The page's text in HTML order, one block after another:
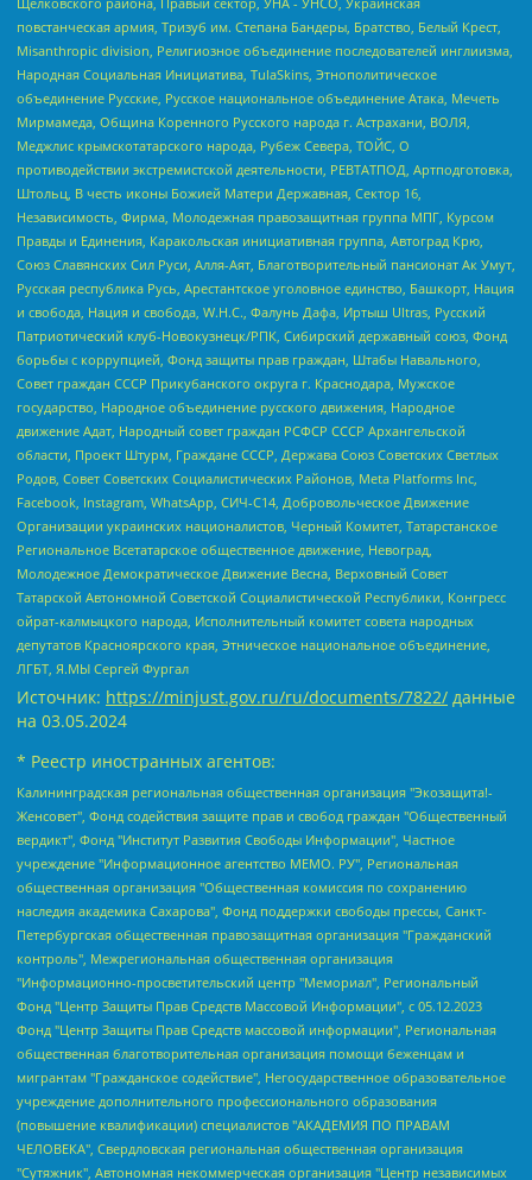
повстанческая армия, Тризуб им. Степана Бандеры, Братство, Белый Крест,
Misanthropic division, Религиозное объединение последователей инглиизма,
Народная Социальная Инициатива, TulaSkins, Этнополитическое
объединение Русские, Русское национальное объединение Атака, Мечеть
Мирмамеда, Община Коренного Русского народа г. Астрахани, ВОЛЯ,
Меджлис крымскотатарского народа, Рубеж Севера, ТОЙС, О
противодействии экстремистской деятельности, РЕВТАТПОД, Артподготовка,
Штольц, В честь иконы Божией Матери Державная, Сектор 16,
Независимость, Фирма, Молодежная правозащитная группа МПГ, Курсом
Правды и Единения, Каракольская инициативная группа, Автоград Крю,
Союз Славянских Сил Руси, Алля-Аят, Благотворительный пансионат Ак Умут,
Русская республика Русь, Арестантское уголовное единство, Башкорт, Нация
и свобода, Нация и свобода, W.H.С., Фалунь Дафа, Иртыш Ultras, Русский
Патриотический клуб-Новокузнецк/РПК, Сибирский державный союз, Фонд
борьбы с коррупцией, Фонд защиты прав граждан, Штабы Навального,
Совет граждан СССР Прикубанского округа г. Краснодара, Мужское
государство, Народное объединение русского движения, Народное
движение Адат, Народный совет граждан РСФСР СССР Архангельской
области, Проект Штурм, Граждане СССР, Держава Союз Советских Светлых
Родов, Совет Советских Социалистических Районов, Meta Platforms Inc,
Facebook, Instagram, WhatsApp, СИЧ-С14, Добровольческое Движение
Организации украинских националистов, Черный Комитет, Татарстанское
Региональное Всетатарское общественное движение, Невоград,
Молодежное Демократическое Движение Весна, Верховный Совет
Татарской Автономной Советской Социалистической Республики, Конгресс
ойрат-калмыцкого народа, Исполнительный комитет совета народных
депутатов Красноярского края, Этническое национальное объединение,
ЛГБТ, Я.МЫ Сергей Фургал
Источник: https://minjust.gov.ru/ru/documents/7822/ данные
на 03.05.2024
* Реестр иностранных агентов:
Калининградская региональная общественная организация "Экозащита!-Женсовет", Фонд содействия защите прав и свобод граждан "Общественный вердикт", Фонд "Институт Развития Свободы Информации", Частное учреждение "Информационное агентство МЕМО. РУ", Региональная общественная организация "Общественная комиссия по сохранению наследия академика Сахарова", Фонд поддержки свободы прессы, Санкт-Петербургская общественная правозащитная организация "Гражданский контроль", Межрегиональная общественная организация "Информационно-просветительский центр "Мемориал", Региональный Фонд "Центр Защиты Прав Средств Массовой Информации", с 05.12.2023 Фонд "Центр Защиты Прав Средств массовой информации", Региональная общественная благотворительная организация помощи беженцам и мигрантам "Гражданское содействие", Негосударственное образовательное учреждение дополнительного профессионального образования (повышение квалификации) специалистов "АКАДЕМИЯ ПО ПРАВАМ ЧЕЛОВЕКА", Свердловская региональная общественная организация "Сутяжник", Автономная некоммерческая организация "Центр независимых социологических исследований", Союз общественных объединений "Российский исследовательский центр по правам человека", Региональное общественное учреждение научно-информационный центр "МЕМОРИАЛ", Некоммерческая организация "Фонд защиты гласности", Автономная некоммерческая организация "Институт прав человека", Городская общественная организация "Екатеринбургское общество "МЕМОРИАЛ", Городская общественная организация "Рязанское историко-просветительское и правозащитное общество "Мемориал" (Рязанский Мемориал), Челябинский региональный орган общественной самодеятельности – женское общественное объединение "Женщины Евразии", Челябинский региональный орган общественной самодеятельности "Уральская правозащитная группа", Фонд содействия защите здоровья и социальной справедливости имени Андрея Рылькова, Автономная Некоммерческая Организация "Аналитический Центр Юрия Левады", Автономная некоммерческая организация социальной поддержки населения "Проект Апрель", Региональная общественная организация помощи женщинам и детям, находящимся в кризисной ситуации "Информационно-методический центр "Анна", Фонд содействия развитию массовых коммуникаций и правовому просвещению "Так-так-Так", Фонд содействия устойчивому развитию "Серебряная тайга", Свердловский региональный общественный фонд социальных проектов "Новое время", "Idel.Реалии", Кавказ.Реалии, Крым.Реалии, Телеканал Настоящее Время, Татаро-башкирская служба Радио Свобода (Azatliq Radiosi), Радио Свободная Европа/Радио Свобода (PCE/PC), "Сибирь.Реалии", "Фактограф", Благотворительный фонд помощи осужденным и их семьям, Автономная некоммерческая организация "Институт глобализации и социальных движений", Фонд "В защиту прав заключенных", Частное учреждение "Центр поддержки и содействия развитию средств массовой информации", Пензенский региональный общественный благотворительный фонд "Гражданский союз", "Север.Реалии", Некоммерческая организация Фонд "Правовая инициатива", Общество с ограниченной ответственностью "Радио Свободная Европа/Радио Свобода", Чешское информационное агентство "MEDIUM-ORIENT", Красноярская региональная общественная организация "Мы против СПИДа", Камалягин Денис Николаевич, Маркелов Сергей Евгеньевич, Пономарев Лев Александрович, Савицкая Людмила Алексеевна, Автономная некоммерческая организация "Центр по работе с проблемой насилия "НАСИЛИЮ.НЕТ", Межрегиональный профессиональный союз работников здравоохранения "Альянс врачей", Юридическое лицо, зарегистрированное в Латвийской Республике, SIA "Medusa Project" (регистрационный номер 40103797863, дата регистрации 10.06.2014), Некоммерческая организация "Фонд по борьбе с коррупцией", Автономная некоммерческая организация "Институт права и публичной политики", Баданин Роман Сергеевич, Гликин Максим Александрович, Железнова Мария Михайловна, Лукьянова Юлия Сергеевна, Маетная Елизавета Витальевна, Маняхин Петр Борисович, Чуракова Ольга Владимировна, Ярош Юлия Петровна, Юридическое лицо "The Insider SIA", зарегистрированное в Риге, Латвийская Республика (дата регистрации 26.06.2015), являющееся администратором доменного имени интернет-издания "The Insider SIA", https://theins.ru, Постернак Алексей Евгеньевич, Рубин Михаил Аркадьевич, Анин Роман Александрович, Юридическое лицо Istories fonds, зарегистрированное в Латвийской Республике (регистрационный номер 50008295751, дата регистрации 24.02.2020), Великовский Дмитрий Александрович, Долинина Ирина Николаевна, Мароховская Алеся Алексеевна, Шлейнов Роман Юрьевич, Шмагун Олеся Валентиновна, Общество с ограниченной ответственностью "Альтаир 2021", Общество с ограниченной ответственностью "Вега 2021", Общество с ограниченной ответственностью "Главный редактор 2021", Общество с ограниченной ответственностью "Ромашки монолит", Важенков Артем Валерьевич, Ивановская областная общественная организация "Центр гендерных исследований", Гурман Юрий Альбертович, Медиапроект "ОВД-Инфо", Егоров Владимир Владимирович, Жилинский Владимир Александрович, Общество с ограниченной ответственностью "ЗП", Иванова София Юрьевна, Карезина Инна Павловна, Кильтау Екатерина Викторовна, Петров Алексей Викторович, Пискунов Сергей Евгеньевич, Смирнов Сергей Сергеевич, Тихонов Михаил Сергеевич, Общество с ограниченной ответственностью "ЖУРНАЛИСТ-ИНОСТРАННЫЙ АГЕНТ", Арапова Галина Юрьевна, Вольтская Татьяна Анатольевна, Американская компания "Mason G.E.S. Anonymous Foundation" (США), являющаяся владельцем интернет-издания https://mnews.world/, Компания "Stichting Bellingcat", зарегистрированная в Нидерландах (дата регистрации 11.07.2018), Захаров Андрей Вячеславович, Клепиковская Екатерина Дмитриевна, Общество с ограниченной ответственностью "МЕМО", Перл Роман Александрович, Симонов Евгений Алексеевич, Соловьева Елена Анатольевна, Сотников Даниил Владимирович, Сурначева Елизавета Дмитриевна, Автономная некоммерческая организация по защите прав человека и информированию населения "Якутия – Наше Мнение", Общество с ограниченной ответственностью "Москоу диджитал медиа", с 26.01.2023 Общество с ограниченной ответственностью "Чайка Белые сады", Ветошкина Валерия Валерьевна, Заговора Максим Александрович, Межрегиональное общественное движение "Российская ЛГБТ - сеть", Оленичев Максим Владимирович, Павлов Иван Юрьевич, Скворцова Елена Сергеевна, Общество с ограниченной ответственностью "Как бы инагент", Кочетков Игорь Викторович, Общество с ограниченной ответственностью "Честные выборы", Еланчик Олег Александрович, Общество с ограниченной ответственностью "Нобелевский призыв", Гималова Регина Эмилевна, Григорьев Андрей Валерьевич, Григорьева Алина Александровна, Ассоциация по содействию защите прав призывников, альтернативнослужащих и военнослужащих "Правозащитная группа "Гражданин.Армия.Право", Хисамова Регина Фаритовна, Автономная некоммерческая организация по реализации социально-правовых программ "Лилит", Дальневосточное общественное движение "Маяк", Санкт-Петербургская ЛГБТ-инициативная группа "Выход", Инициативная группа ЛГБТ+ "Реверс", Алексеев Андрей Викторович, Бекбулатова Таисия Львовна, Беляев Иван Михайлович, Владыкина Елена Сергеевна, Гельман Марат Александрович, Никульшина Вероника Юрьевна, Толоконникова Надежда Андреевна, Шендерович Виктор Анатольевич, Общество с ограниченной ответственностью "Данное сообщение", Общество с ограниченной ответственностью Издательский дом "Новая глава", Айнбиндер Александра Александровна, Московский комьюнити-центр для ЛГБТ+инициатив, Благотворительный фонд развития филантропии, Deutsche Welle (Германия, Kurt-Schumacher-Strasse 3, 53113 Bonn), Борзунова Мария Михайловна, Воробьев Виктор Викторович, Голубева Анна Львовна, Константинова Алла Михайловна, Малкова Ирина Владимировна, Мурадов Мурад Абдулгалимович, Осетинская Елизавета Николаевна, Понасенков Евгений Николаевич, Ганапольский Матвей Юрьевич, Киселев Евгений Алексеевич, Борухович Ирина Григорьевна, Дремин Иван Тимофеевич, Дубровский Дмитрий Викторович, Красноярская региональная общественная организация поддержки и развития альтернативных образовательных технологий и межкультурных коммуникаций "ИНТЕРРА", Маяковская Екатерина Алексеевна, Фейгин Марк Захарович, Филимонов Андрей Викторович, Дзугкоева Регина Николаевна, Доброхотов Роман Александрович, Дудь Юрий Александрович, Елкин Сергей Владимирович, Кругликов Кирилл Игоревич, Сабунаева Мария Леонидовна, Семенов Алексей Владимирович, Шаинян Карен Багратович, Шульман Екатерина Михайловна, Асафьев Артур Валерьевич, Вахштайн Виктор Семенович, Венедиктов Алексей Алексеевич, Лушникова Екатерина Евгеньевна, Волков Леонид Михайлович, Невзоров Александр Глебович, Пархоменко Сергей Борисович, Сироткин Ярослав Николаевич, Кара-Мурза Владимир Владимирович, Баранова Наталья Владимировна, Гозман Леонид Яковлевич, Кагарлицкий Борис Юльевич, Климарев Михаил Валерьевич, Милов Владимир Станиславович, Автономная некоммерческая организация Краснодарский центр современного искусства "Типография", Моргенштерн Алишер Тагирович, Соболь Любовь Эдуардовна, Общество с ограниченной ответственностью "ЛИЗА НОРМ", Каспаров Гарри Кимович, Ходорковский Михаил Борисович, Общество с ограниченной ответственностью "Апрельские тезисы", Данилович Ирина Брониславовна, Кашин Олег Владимирович, Петров Николай Владимирович, Пивоваров Алексей Владимирович, Соколов Михаил Владимирович, Цветкова Юлия Владимировна, Чичваркин Евгений Александрович, Комитет против пыток/Команда против пыток, Общество с ограниченной ответственностью "Первый научный", Общество с ограниченной ответственностью "Вертолет и ко", Белоцерковская Вероника Борисовна, Кац Максим Евгеньевич, Лазарева Татьяна Юрьевна, Шаведдинов Руслан Табризович, Яшин Илья Валерьевич, Общество с ограниченной ответственностью "Иноагент ААВ", Алешковский Дмитрий Петрович, Альбац Евгения Марковна, Быков Дмитрий Львович, Галямина Юлия Евгеньевна, Лойко Сергей Леонидович, Мартынов Кирилл Константинович, Медведев Сергей Александрович, Крашенинников Федор Геннадиевич, Гордеева Катерина Вл